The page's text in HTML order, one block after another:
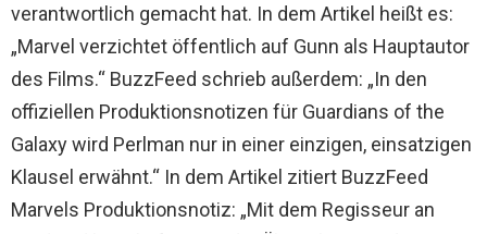
verantwortlich gemacht hat. In dem Artikel heißt es:
„Marvel verzichtet öffentlich auf Gunn als Hauptautor
des Films.“ BuzzFeed schrieb außerdem: „In den
offiziellen Produktionsnotizen für Guardians of the
Galaxy wird Perlman nur in einer einzigen, einsatzigen
Klausel erwähnt.“ In dem Artikel zitiert BuzzFeed
Marvels Produktionsnotiz: „Mit dem Regisseur an